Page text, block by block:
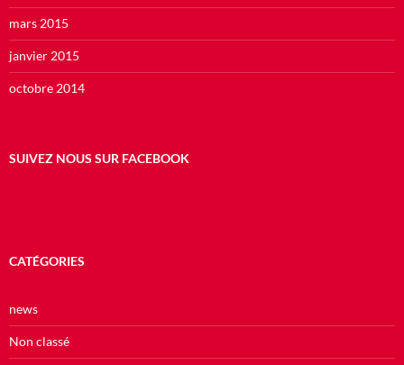
mars 2015
janvier 2015
octobre 2014
SUIVEZ NOUS SUR FACEBOOK
CATÉGORIES
news
Non classé